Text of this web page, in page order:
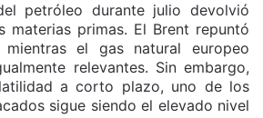
petróleo durante julio devolvió
materias primas. El Brent repuntó
el gas natural europeo
relevantes. Sin embargo,
a corto plazo, uno de los
sigue siendo el elevado nivel